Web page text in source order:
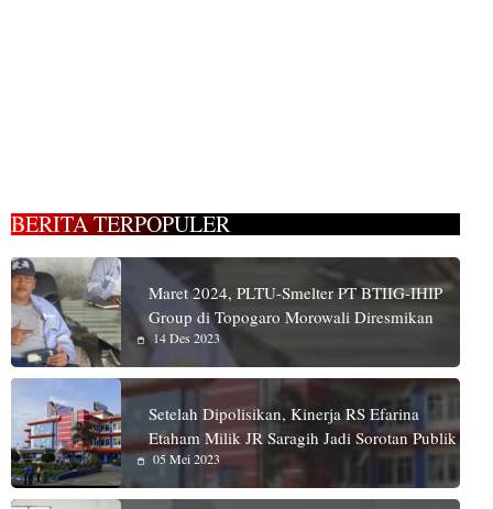
BERITA TERPOPULER
Maret 2024, PLTU-Smelter PT BTIIG-IHIP
Group di Topogaro Morowali Diresmikan
14 Des 2023
Setelah Dipolisikan, Kinerja RS Efarina
Etaham Milik JR Saragih Jadi Sorotan Publik
05 Mei 2023